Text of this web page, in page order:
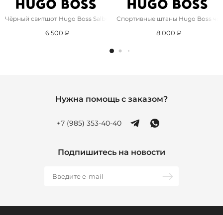
Чёрный свитшот Hugo Boss Salbo Iconic
6 500 ₽
Спортивные штаны Hugo Boss
8 000 ₽
Нужна помощь с заказом?
+7 (985) 353-40-40
Подпишитесь на новости